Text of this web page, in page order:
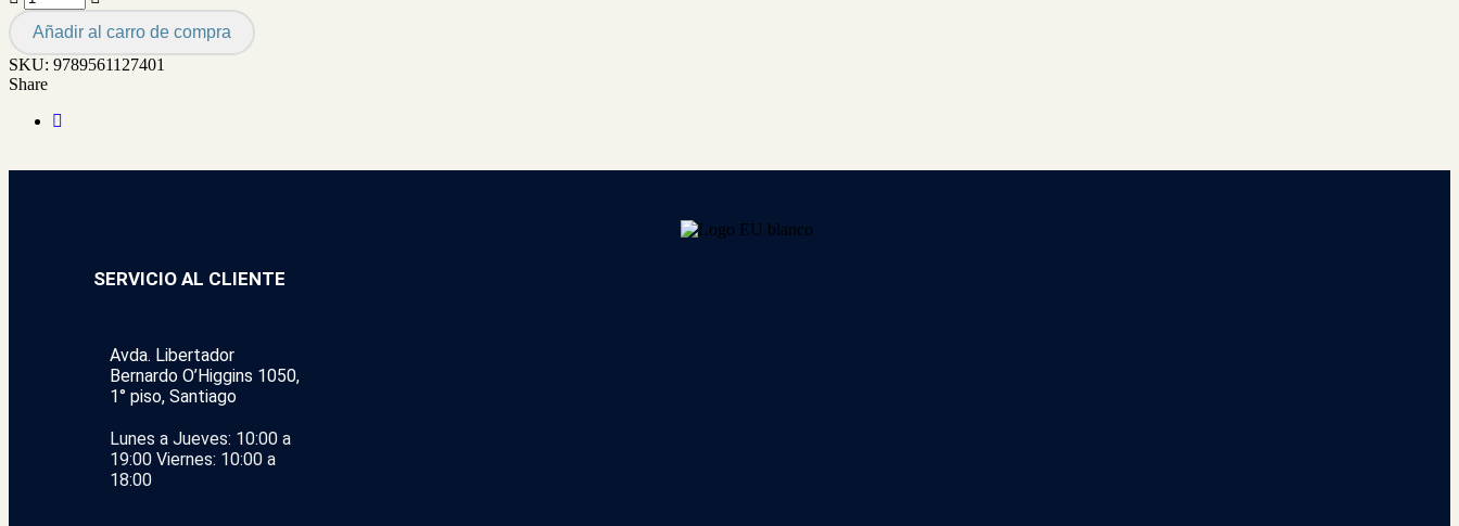
Añadir al carro de compra
SKU: 9789561127401
Share
SERVICIO AL CLIENTE
Avda. Libertador
Bernardo O’Higgins 1050,
1° piso, Santiago
Lunes a Jueves: 10:00 a
19:00 Viernes: 10:00 a
18:00